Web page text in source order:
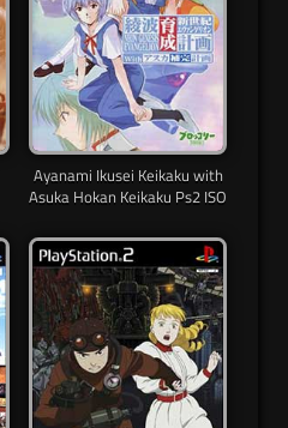
Ayanami Ikusei Keikaku with
Asuka Hokan Keikaku Ps2 ISO